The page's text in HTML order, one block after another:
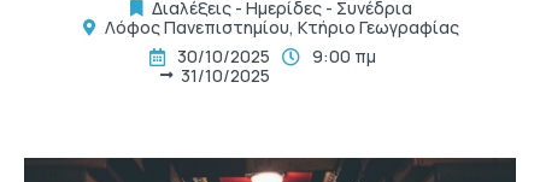
Διαλέξεις - Ημερίδες - Συνέδρια
Λόφος Πανεπιστημίου, Κτήριο Γεωγραφίας
30/10/2025
31/10/2025
9:00 πμ